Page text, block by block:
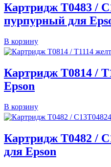
Картридж T0483 /
пурпурный для
В корзину
Картридж T0814 /
Epson
В корзину
Картридж T0482 /
для Epson